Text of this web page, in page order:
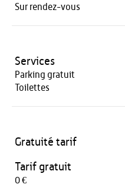
Sur rendez-vous
Services
Parking gratuit
Toilettes
Gratuité tarif
Tarif gratuit
0 €